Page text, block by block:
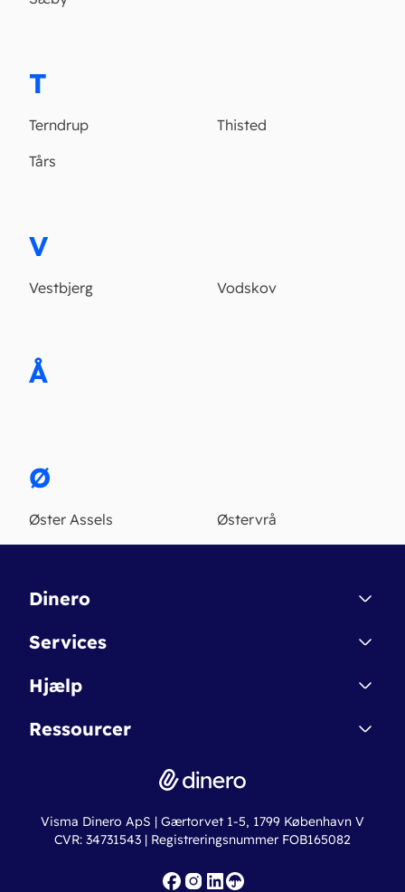
T
Terndrup
Thisted
Tårs
V
Vestbjerg Vodskov
Å
Ø
Øster Assels Østervrå
Dinero
Kontakt
Betingelser & Sikkerhed
Nye funktioner
Services
Dinero Starter
Dinero Pro
Erhvervslån
Fakturaskabeloner
Hjælp
Regnskabsordbogen
Online regnskabskurser
Ressourcer
Ny virksomhed
Iværksætterlegat
Visma Dinero ApS | Gærtorvet 1-5, 1799 København V
CVR: 34731543 | Registreringsnummer FOB165082